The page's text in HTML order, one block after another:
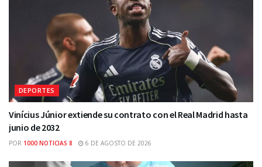
DEPORTES
Vinícius Júnior extiende su contrato con el Real Madrid hasta
junio de 2032
POR 1000 NOTICIAS 8 6 DE AGOSTO DE 2026